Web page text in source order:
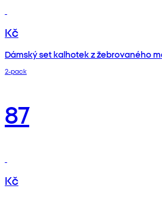
Kč
Dámský set kalhotek z žebrovaného
2‑pack
87
Kč